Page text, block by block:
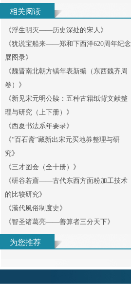
相关阅读
《浮生明灭——历史深处的宋人 》
《犹说宝船来——郑和下西洋620周年纪念
展图录》
《魏晋南北朝方镇年表新编（东西魏齐周
卷） 》
《新见宋元明公牍：五种古籍纸背文献整
理与研究（上下册） 》
《西夏书法系年要录》
《“百石斋”藏新出宋元买地券整理与研
究》
《三才图会（全十册） 》
《研谷若齑——古代东西方面粉加工技术
的比较研究》
《漢代風俗制度史 》
《智圣诸葛亮——善算者三分天下》
为您推荐